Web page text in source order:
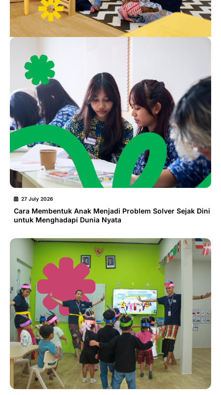
Cara Membentuk Anak Menjadi Problem Solver Sejak Dini
untuk Menghadapi Dunia Nyata
27 July 2026